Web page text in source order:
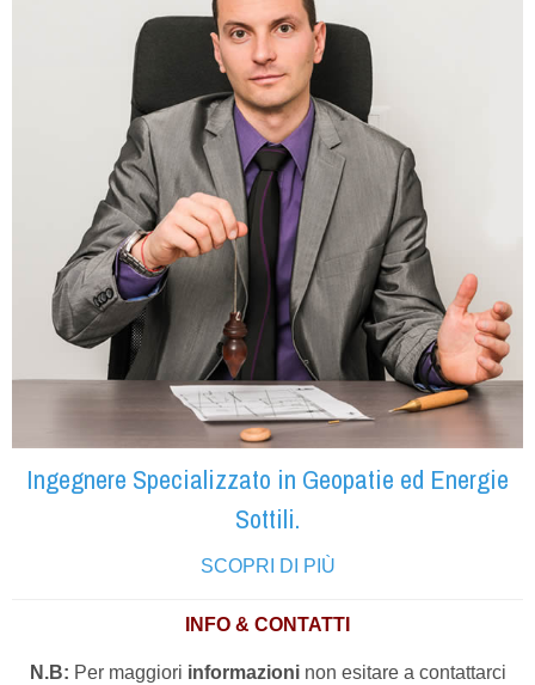
Ingegnere Specializzato in Geopatie ed Energie
Sottili.
SCOPRI DI PIÙ
INFO & CONTATTI
N.B: Per maggiori informazioninon esitare a contattarci